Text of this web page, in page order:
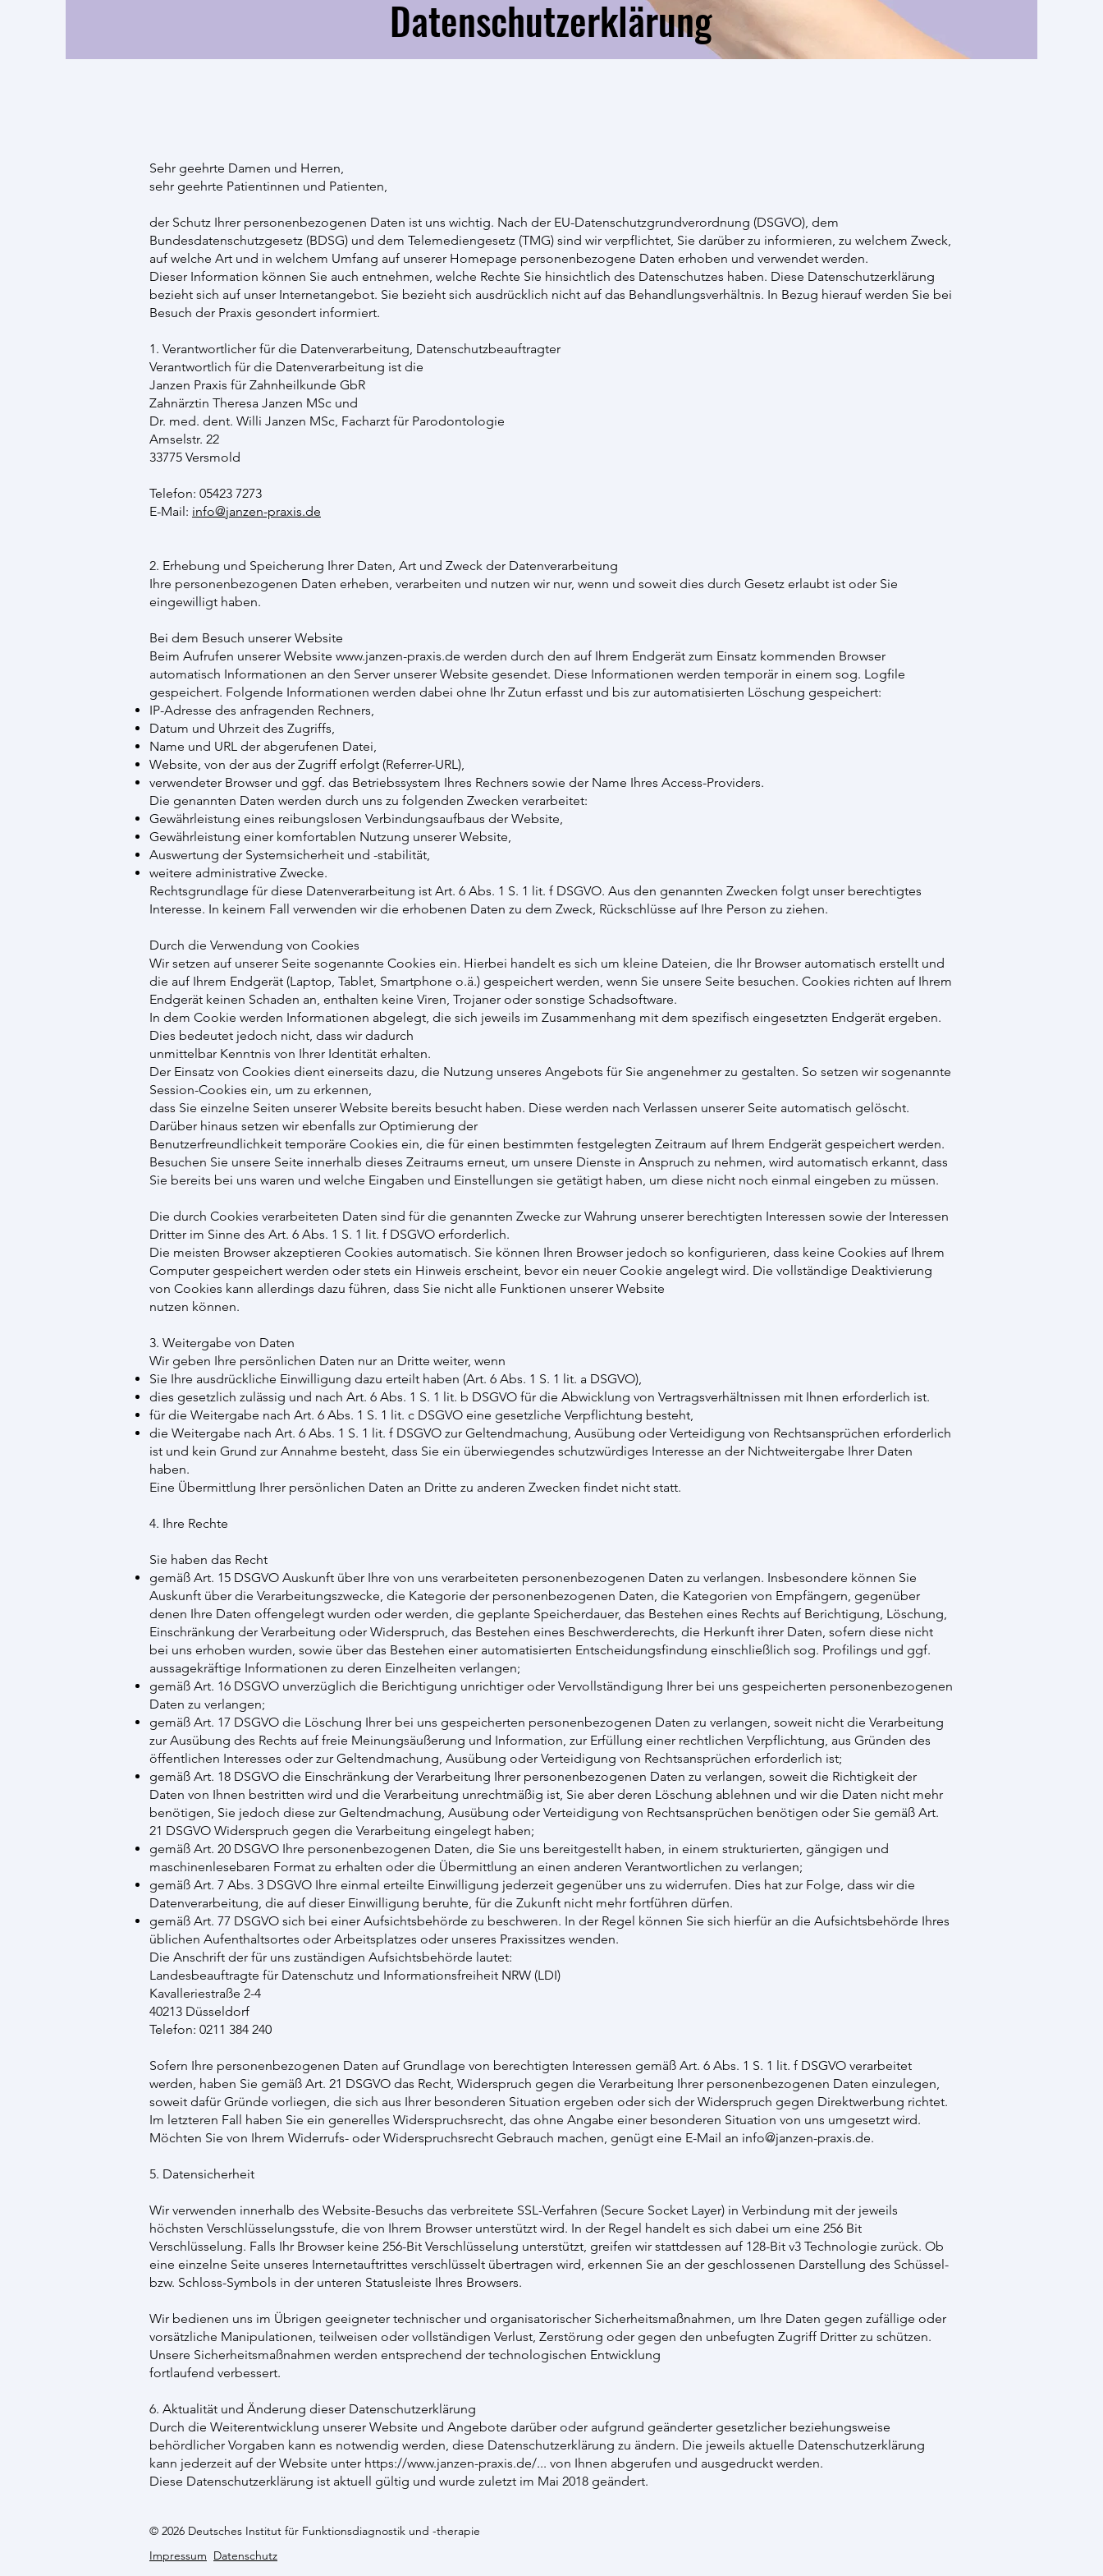
Datenschutzerklärung
Sehr geehrte Damen und Herren,
sehr geehrte Patientinnen und Patienten,
der Schutz Ihrer personenbezogenen Daten ist uns wichtig. Nach der EU-Datenschutzgrundverordnung (DSGVO), dem
Bundesdatenschutzgesetz (BDSG) und dem Telemediengesetz (TMG) sind wir verpflichtet, Sie darüber zu informieren, zu welchem Zweck,
auf welche Art und in welchem Umfang auf unserer Homepage personenbezogene Daten erhoben und verwendet werden.
Dieser Information können Sie auch entnehmen, welche Rechte Sie hinsichtlich des Datenschutzes haben. Diese Datenschutzerklärung
bezieht sich auf unser Internetangebot. Sie bezieht sich ausdrücklich nicht auf das Behandlungsverhältnis. In Bezug hierauf werden Sie bei
Besuch der Praxis gesondert informiert.
1. Verantwortlicher für die Datenverarbeitung, Datenschutzbeauftragter
Verantwortlich für die Datenverarbeitung ist die
Janzen Praxis für Zahnheilkunde GbR
Zahnärztin Theresa Janzen MSc und
Dr. med. dent. Willi Janzen MSc, Facharzt für Parodontologie
Amselstr. 22
33775 Versmold
Telefon: 05423 7273
E-Mail: info@janzen-praxis.de
2. Erhebung und Speicherung Ihrer Daten, Art und Zweck der Datenverarbeitung
Ihre personenbezogenen Daten erheben, verarbeiten und nutzen wir nur, wenn und soweit dies durch Gesetz erlaubt ist oder Sie
eingewilligt haben.
Bei dem Besuch unserer Website
Beim Aufrufen unserer Website www.janzen-praxis.de werden durch den auf Ihrem Endgerät zum Einsatz kommenden Browser
automatisch Informationen an den Server unserer Website gesendet. Diese Informationen werden temporär in einem sog. Logfile
gespeichert. Folgende Informationen werden dabei ohne Ihr Zutun erfasst und bis zur automatisierten Löschung gespeichert:
IP-Adresse des anfragenden Rechners,
Datum und Uhrzeit des Zugriffs,
Name und URL der abgerufenen Datei,
Website, von der aus der Zugriff erfolgt (Referrer-URL),
verwendeter Browser und ggf. das Betriebssystem Ihres Rechners sowie der Name Ihres Access-Providers.
Die genannten Daten werden durch uns zu folgenden Zwecken verarbeitet:
Gewährleistung eines reibungslosen Verbindungsaufbaus der Website,
Gewährleistung einer komfortablen Nutzung unserer Website,
Auswertung der Systemsicherheit und -stabilität,
weitere administrative Zwecke.
Rechtsgrundlage für diese Datenverarbeitung ist Art. 6 Abs. 1 S. 1 lit. f DSGVO. Aus den genannten Zwecken folgt unser berechtigtes
Interesse. In keinem Fall verwenden wir die erhobenen Daten zu dem Zweck, Rückschlüsse auf Ihre Person zu ziehen.
Durch die Verwendung von Cookies
Wir setzen auf unserer Seite sogenannte Cookies ein. Hierbei handelt es sich um kleine Dateien, die Ihr Browser automatisch erstellt und
die auf Ihrem Endgerät (Laptop, Tablet, Smartphone o.ä.) gespeichert werden, wenn Sie unsere Seite besuchen. Cookies richten auf Ihrem
Endgerät keinen Schaden an, enthalten keine Viren, Trojaner oder sonstige Schadsoftware.
In dem Cookie werden Informationen abgelegt, die sich jeweils im Zusammenhang mit dem spezifisch eingesetzten Endgerät ergeben.
Dies bedeutet jedoch nicht, dass wir dadurch
unmittelbar Kenntnis von Ihrer Identität erhalten.
Der Einsatz von Cookies dient einerseits dazu, die Nutzung unseres Angebots für Sie angenehmer zu gestalten. So setzen wir sogenannte
Session-Cookies ein, um zu erkennen,
dass Sie einzelne Seiten unserer Website bereits besucht haben. Diese werden nach Verlassen unserer Seite automatisch gelöscht.
Darüber hinaus setzen wir ebenfalls zur Optimierung der
Benutzerfreundlichkeit temporäre Cookies ein, die für einen bestimmten festgelegten Zeitraum auf Ihrem Endgerät gespeichert werden.
Besuchen Sie unsere Seite innerhalb dieses Zeitraums erneut, um unsere Dienste in Anspruch zu nehmen, wird automatisch erkannt, dass
Sie bereits bei uns waren und welche Eingaben und Einstellungen sie getätigt haben, um diese nicht noch einmal eingeben zu müssen.
Die durch Cookies verarbeiteten Daten sind für die genannten Zwecke zur Wahrung unserer berechtigten Interessen sowie der Interessen
Dritter im Sinne des Art. 6 Abs. 1 S. 1 lit. f DSGVO erforderlich.
Die meisten Browser akzeptieren Cookies automatisch. Sie können Ihren Browser jedoch so konfigurieren, dass keine Cookies auf Ihrem
Computer gespeichert werden oder stets ein Hinweis erscheint, bevor ein neuer Cookie angelegt wird. Die vollständige Deaktivierung
von Cookies kann allerdings dazu führen, dass Sie nicht alle Funktionen unserer Website
nutzen können.
3. Weitergabe von Daten
Wir geben Ihre persönlichen Daten nur an Dritte weiter, wenn
Sie Ihre ausdrückliche Einwilligung dazu erteilt haben (Art. 6 Abs. 1 S. 1 lit. a DSGVO),
dies gesetzlich zulässig und nach Art. 6 Abs. 1 S. 1 lit. b DSGVO für die Abwicklung von Vertragsverhältnissen mit Ihnen erforderlich ist.
für die Weitergabe nach Art. 6 Abs. 1 S. 1 lit. c DSGVO eine gesetzliche Verpflichtung besteht,
die Weitergabe nach Art. 6 Abs. 1 S. 1 lit. f DSGVO zur Geltendmachung, Ausübung oder Verteidigung von Rechtsansprüchen erforderlich
ist und kein Grund zur Annahme besteht, dass Sie ein überwiegendes schutzwürdiges Interesse an der Nichtweitergabe Ihrer Daten
haben.
Eine Übermittlung Ihrer persönlichen Daten an Dritte zu anderen Zwecken findet nicht statt.
4. Ihre Rechte
Sie haben das Recht
gemäß Art. 15 DSGVO Auskunft über Ihre von uns verarbeiteten personenbezogenen Daten zu verlangen. Insbesondere können Sie
Auskunft über die Verarbeitungszwecke, die Kategorie der personenbezogenen Daten, die Kategorien von Empfängern, gegenüber
denen Ihre Daten offengelegt wurden oder werden, die geplante Speicherdauer, das Bestehen eines Rechts auf Berichtigung, Löschung,
Einschränkung der Verarbeitung oder Widerspruch, das Bestehen eines Beschwerderechts, die Herkunft ihrer Daten, sofern diese nicht
bei uns erhoben wurden, sowie über das Bestehen einer automatisierten Entscheidungsfindung einschließlich sog. Profilings und ggf.
aussagekräftige Informationen zu deren Einzelheiten verlangen;
gemäß Art. 16 DSGVO unverzüglich die Berichtigung unrichtiger oder Vervollständigung Ihrer bei uns gespeicherten personenbezogenen
Daten zu verlangen;
gemäß Art. 17 DSGVO die Löschung Ihrer bei uns gespeicherten personenbezogenen Daten zu verlangen, soweit nicht die Verarbeitung
zur Ausübung des Rechts auf freie Meinungsäußerung und Information, zur Erfüllung einer rechtlichen Verpflichtung, aus Gründen des
öffentlichen Interesses oder zur Geltendmachung, Ausübung oder Verteidigung von Rechtsansprüchen erforderlich ist;
gemäß Art. 18 DSGVO die Einschränkung der Verarbeitung Ihrer personenbezogenen Daten zu verlangen, soweit die Richtigkeit der
Daten von Ihnen bestritten wird und die Verarbeitung unrechtmäßig ist, Sie aber deren Löschung ablehnen und wir die Daten nicht mehr
benötigen, Sie jedoch diese zur Geltendmachung, Ausübung oder Verteidigung von Rechtsansprüchen benötigen oder Sie gemäß Art.
21 DSGVO Widerspruch gegen die Verarbeitung eingelegt haben;
gemäß Art. 20 DSGVO Ihre personenbezogenen Daten, die Sie uns bereitgestellt haben, in einem strukturierten, gängigen und
maschinenlesebaren Format zu erhalten oder die Übermittlung an einen anderen Verantwortlichen zu verlangen;
gemäß Art. 7 Abs. 3 DSGVO Ihre einmal erteilte Einwilligung jederzeit gegenüber uns zu widerrufen. Dies hat zur Folge, dass wir die
Datenverarbeitung, die auf dieser Einwilligung beruhte, für die Zukunft nicht mehr fortführen dürfen.
gemäß Art. 77 DSGVO sich bei einer Aufsichtsbehörde zu beschweren. In der Regel können Sie sich hierfür an die Aufsichtsbehörde Ihres
üblichen Aufenthaltsortes oder Arbeitsplatzes oder unseres Praxissitzes wenden.
Die Anschrift der für uns zuständigen Aufsichtsbehörde lautet:
Landesbeauftragte für Datenschutz und Informationsfreiheit NRW (LDI)
Kavalleriestraße 2-4
40213 Düsseldorf
Telefon: 0211 384 240
Sofern Ihre personenbezogenen Daten auf Grundlage von berechtigten Interessen gemäß Art. 6 Abs. 1 S. 1 lit. f DSGVO verarbeitet
werden, haben Sie gemäß Art. 21 DSGVO das Recht, Widerspruch gegen die Verarbeitung Ihrer personenbezogenen Daten einzulegen,
soweit dafür Gründe vorliegen, die sich aus Ihrer besonderen Situation ergeben oder sich der Widerspruch gegen Direktwerbung richtet.
Im letzteren Fall haben Sie ein generelles Widerspruchsrecht, das ohne Angabe einer besonderen Situation von uns umgesetzt wird.
Möchten Sie von Ihrem Widerrufs- oder Widerspruchsrecht Gebrauch machen, genügt eine E-Mail an info@janzen-praxis.de.
5. Datensicherheit
Wir verwenden innerhalb des Website-Besuchs das verbreitete SSL-Verfahren (Secure Socket Layer) in Verbindung mit der jeweils
höchsten Verschlüsselungsstufe, die von Ihrem Browser unterstützt wird. In der Regel handelt es sich dabei um eine 256 Bit
Verschlüsselung. Falls Ihr Browser keine 256-Bit Verschlüsselung unterstützt, greifen wir stattdessen auf 128-Bit v3 Technologie zurück. Ob
eine einzelne Seite unseres Internetauftrittes verschlüsselt übertragen wird, erkennen Sie an der geschlossenen Darstellung des Schüssel-
bzw. Schloss-Symbols in der unteren Statusleiste Ihres Browsers.
Wir bedienen uns im Übrigen geeigneter technischer und organisatorischer Sicherheitsmaßnahmen, um Ihre Daten gegen zufällige oder
vorsätzliche Manipulationen, teilweisen oder vollständigen Verlust, Zerstörung oder gegen den unbefugten Zugriff Dritter zu schützen.
Unsere Sicherheitsmaßnahmen werden entsprechend der technologischen Entwicklung
fortlaufend verbessert.
6. Aktualität und Änderung dieser Datenschutzerklärung
Durch die Weiterentwicklung unserer Website und Angebote darüber oder aufgrund geänderter gesetzlicher beziehungsweise
behördlicher Vorgaben kann es notwendig werden, diese Datenschutzerklärung zu ändern. Die jeweils aktuelle Datenschutzerklärung
kann jederzeit auf der Website unter https://www.janzen-praxis.de/... von Ihnen abgerufen und ausgedruckt werden.
Diese Datenschutzerklärung ist aktuell gültig und wurde zuletzt im Mai 2018 geändert.
© 2026 Deutsches Institut für Funktionsdiagnostik und -therapie
Impressum Datenschutz